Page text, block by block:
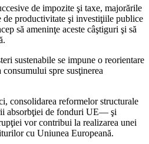
de impozite şi taxe, majorările
de productivitate şi investiţiile publice
să ameninţe aceste câştiguri şi să
sustenabile se impune o reorientare
spre susţinerea
consolidarea reformelor structurale
absorbţiei de fonduri UE— şi
vor contribui la realizarea unei
cu Uniunea Europeană.